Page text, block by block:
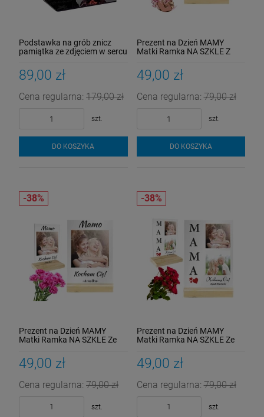
Podstawka na grób znicz
pamiątka ze zdjęciem w sercu
statuetka
89,00 zł
Cena regularna: 179,00 zł
szt.
DO KOSZYKA
Prezent na Dzień MAMY
Matki Ramka NA SZKLE Z
Urodziny
49,00 zł
Cena regularna:79,00 zł
szt.
DO KOSZYKA
Prezent na Dzień MAMY
Matki Ramka NA SZKLE Ze
49,00 zł
Cena regularna: 79,00 zł
szt.
Prezent na Dzień MAMY
Matki Ramka NA SZKLE Ze
49,00 zł
Cena regularna:79,00 zł
szt.